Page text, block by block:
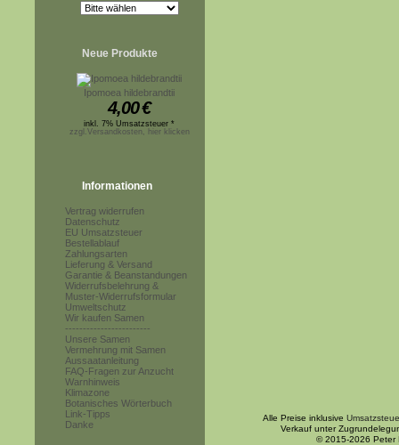
Neue Produkte
Ipomoea hildebrandtii
4,00€
inkl. 7% Umsatzsteuer *
zzgl.Versandkosten, hier klicken
Informationen
Vertrag widerrufen
Datenschutz
EU Umsatzsteuer
Bestellablauf
Zahlungsarten
Lieferung & Versand
Garantie & Beanstandungen
Widerrufsbelehrung &
Muster-Widerrufsformular
Umweltschutz
Wir kaufen Samen
------------------------
Unsere Samen
Vermehrung mit Samen
Aussaatanleitung
FAQ-Fragen zur Anzucht
Warnhinweis
Klimazone
Botanisches Wörterbuch
Link-Tipps
Danke
Alle Preise inklusive
Verkauf unter
© 2015-2026 Peter